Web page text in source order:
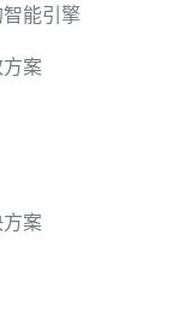
能引擎
案
案